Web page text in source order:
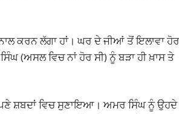
ਕਰਨ ਲੱਗਾ ਹਾਂ। ਘਰ ਦੇ ਜੀਆਂ ਤੋਂ ਇਲਾਵਾ ਹੋਰ
(ਅਸਲ ਵਿਚ ਨਾਂ ਹੋਰ ਸੀ) ਨੂੰ ਬੜਾ ਹੀ ਖ਼ਾਸ ਤੇ
ਸ਼ਬਦਾਂ ਵਿਚ ਸੁਣਾਇਆ। ਅਮਰ ਸਿੰਘ ਨੂੰ ਉਹਦੇ